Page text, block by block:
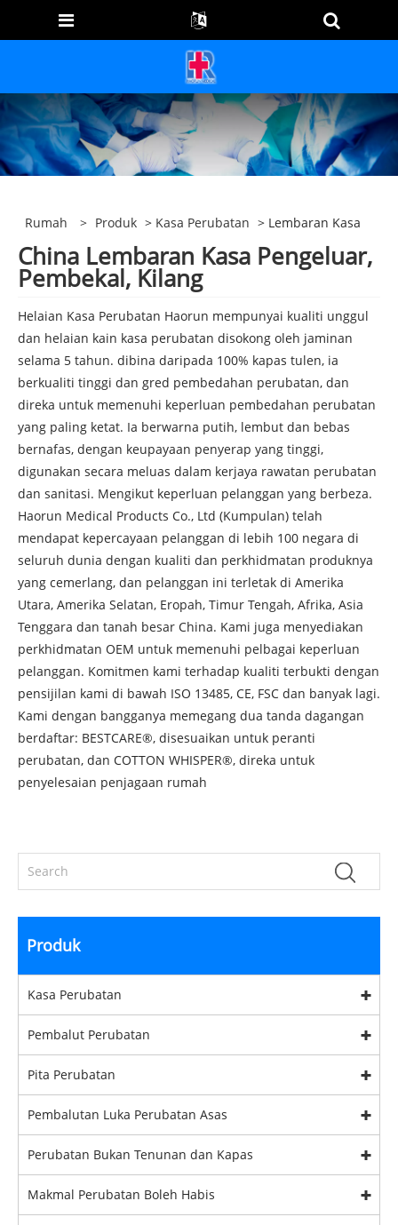
Rumah > Produk > Kasa Perubatan > Lembaran Kasa
China Lembaran Kasa Pengeluar,
Pembekal, Kilang
Helaian Kasa Perubatan Haorun mempunyai kualiti unggul
dan helaian kain kasa perubatan disokong oleh jaminan
selama 5 tahun. dibina daripada 100% kapas tulen, ia
berkualiti tinggi dan gred pembedahan perubatan, dan
direka untuk memenuhi keperluan pembedahan perubatan
yang paling ketat. Ia berwarna putih, lembut dan bebas
bernafas, dengan keupayaan penyerap yang tinggi,
digunakan secara meluas dalam kerjaya rawatan perubatan
dan sanitasi. Mengikut keperluan pelanggan yang berbeza.
Haorun Medical Products Co., Ltd (Kumpulan) telah
mendapat kepercayaan pelanggan di lebih 100 negara di
seluruh dunia dengan kualiti dan perkhidmatan produknya
yang cemerlang, dan pelanggan ini terletak di Amerika
Utara, Amerika Selatan, Eropah, Timur Tengah, Afrika, Asia
Tenggara dan tanah besar China. Kami juga menyediakan
perkhidmatan OEM untuk memenuhi pelbagai keperluan
pelanggan. Komitmen kami terhadap kualiti terbukti dengan
pensijilan kami di bawah ISO 13485, CE, FSC dan banyak lagi.
Kami dengan bangganya memegang dua tanda dagangan
berdaftar: BESTCARE®, disesuaikan untuk peranti
perubatan, dan COTTON WHISPER®, direka untuk
penyelesaian penjagaan rumah
Produk
Kasa Perubatan
Pembalut Perubatan
Pita Perubatan
Pembalutan Luka Perubatan Asas
Perubatan Bukan Tenunan dan Kapas
Makmal Perubatan Boleh Habis